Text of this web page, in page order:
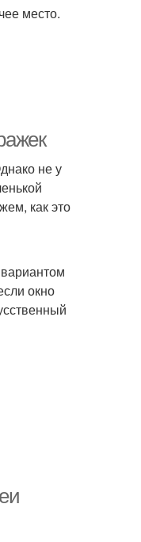
место.
не у
как это
окно